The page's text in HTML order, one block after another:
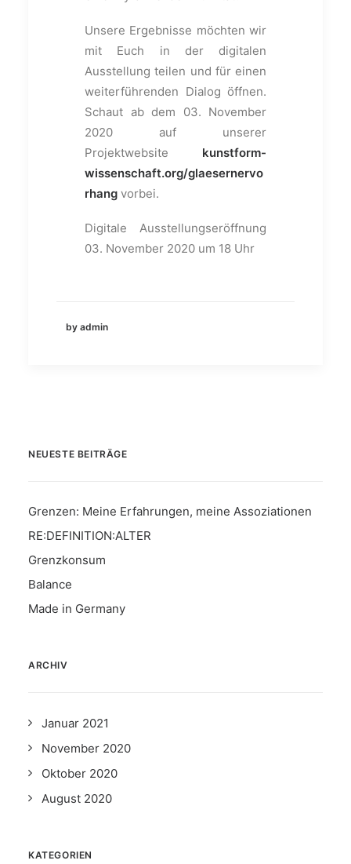
Unsere Ergebnisse möchten wir
mit Euch in der digitalen
Ausstellung teilen und für einen
weiterführenden Dialog öffnen.
Schaut ab dem 03. November
2020 auf unserer
Projektwebsite kunstform-
wissenschaft.org/glaesernervo
rhang vorbei.
Digitale Ausstellungseröffnung
03. November 2020 um 18 Uhr
by admin
NEUESTE BEITRÄGE
Grenzen: Meine Erfahrungen, meine Assoziationen
RE:DEFINITION:ALTER
Grenzkonsum
Balance
Made in Germany
ARCHIV
Januar 2021
November 2020
Oktober 2020
August 2020
KATEGORIEN